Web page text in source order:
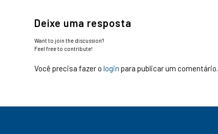
Deixe uma resposta
Want to join the discussion?
Feel free to contribute!
Você precisa fazer o login para publicar um comentário.